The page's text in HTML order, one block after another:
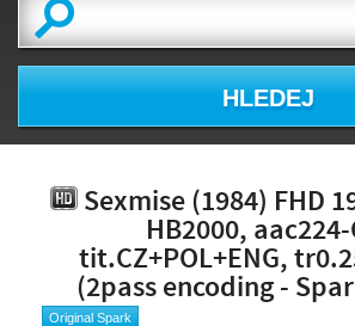
HLEDEJ
Sexmise (1984) FHD
HB2000,
tit.CZ+POL+ENG,
(2pass encoding -
Original Spark